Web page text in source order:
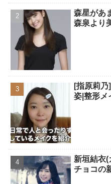
森星があ
森泉より
[指原莉
姿|整形メ
新垣結衣(
チョコの